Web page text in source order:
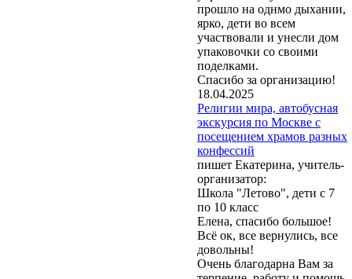
прошло на однмо дыхании,
ярко, дети во всем
участвовали и унесли дом
упаковочки со своими
поделками.
Спасибо за организацию!
18.04.2025
Религии мира, автобусная
экскурсия по Москве с
посещением храмов разных
конфессий
пишет Екатерина, учитель-
организатор:
Школа "Летово", дети с 7
по 10 класс
Елена, спасибо большое!
Всё ок, все вернулись, все
довольны!
Очень благодарна Вам за